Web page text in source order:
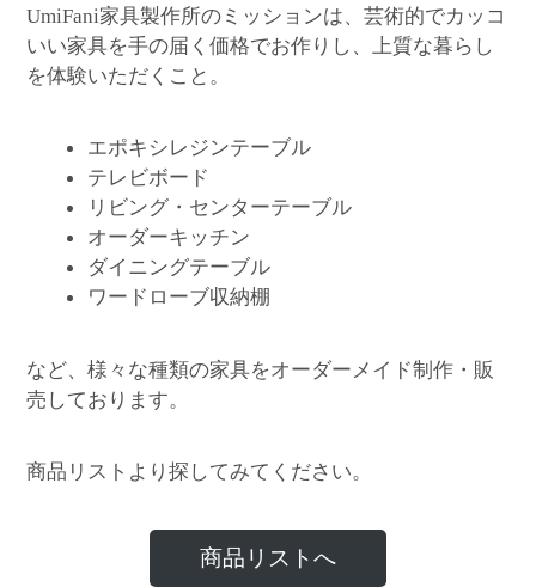
UmiFani家具製作所のミッションは、芸術的でカッコ
いい家具を手の届く価格でお作りし、上質な暮らし
を体験いただくこと。
エポキシレジンテーブル
テレビボード
リビング・センターテーブル
オーダーキッチン
ダイニングテーブル
ワードローブ収納棚
など、様々な種類の家具をオーダーメイド制作・販
売しております。
商品リストより探してみてください。
商品リストへ